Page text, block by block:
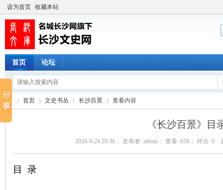
设为首页 收藏本站
首页 论坛
首页 文史书丛 长沙百景
›
查看内容
《长沙百景》目
2020-9-24 20:36 发布者: admin 查看: 658 评论: 0
目 录